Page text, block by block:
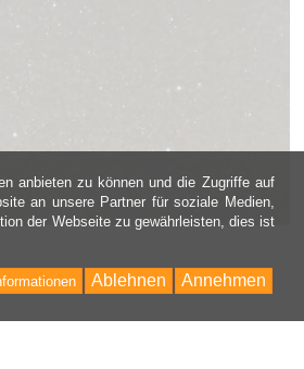
anbieten zu können und die Zugriffe auf
an unsere Partner für soziale Medien,
der Webseite zu gewährleisten, dies ist
Annehmen
Ablehnen